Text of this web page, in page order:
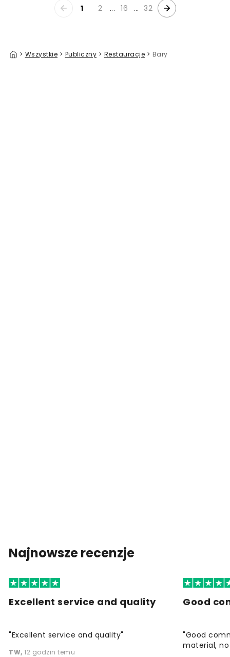
1 2 ... 16 ... 32
> Wszystkie > Publiczny > Restauracje > Bary
Najnowsze recenzje
Excellent service and quality
"Excellent service and quality"
TW, 12 godzin temu
Good
"Good
material,